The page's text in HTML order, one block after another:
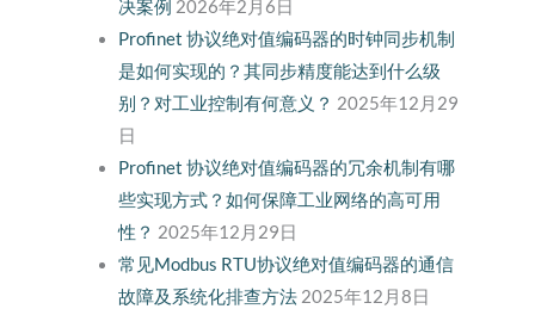
决案例 2026年2月6日
Profinet 协议绝对值编码器的时钟同步机制
是如何实现的？其同步精度能达到什么级
别？对工业控制有何意义？ 2025年12月29
日
Profinet 协议绝对值编码器的冗余机制有哪
些实现方式？如何保障工业网络的高可用
性？ 2025年12月29日
常见Modbus RTU协议绝对值编码器的通信
故障及系统化排查方法 2025年12月8日